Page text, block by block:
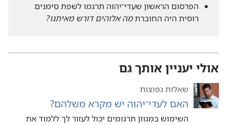
הפרסום הראשון שעדי־יהוה תרגמו לשפת סימנים
רוסית היה החוברתמה אלוהים דורש מאיתנו?‏
אולי יעניין אותך גם
שאלות נפוצות
האם לעדי־יהוה יש מקרא משלהם?‏
השימוש במגוון תרגומים יכול לעזור לך ללמוד את